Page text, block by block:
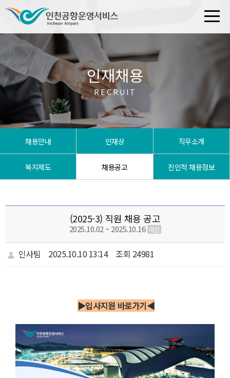
채용안내 인재상 직무소개
복지제도 채용공고 친인척 채용정보
인재채용
RECRUIT
(2025-3) 직원 채용 공고
2025.10.02 ~ 2025.10.16 마감
인사팀 2025.10.10 13:14 조회 24981
▶입사지원 바로가기◀